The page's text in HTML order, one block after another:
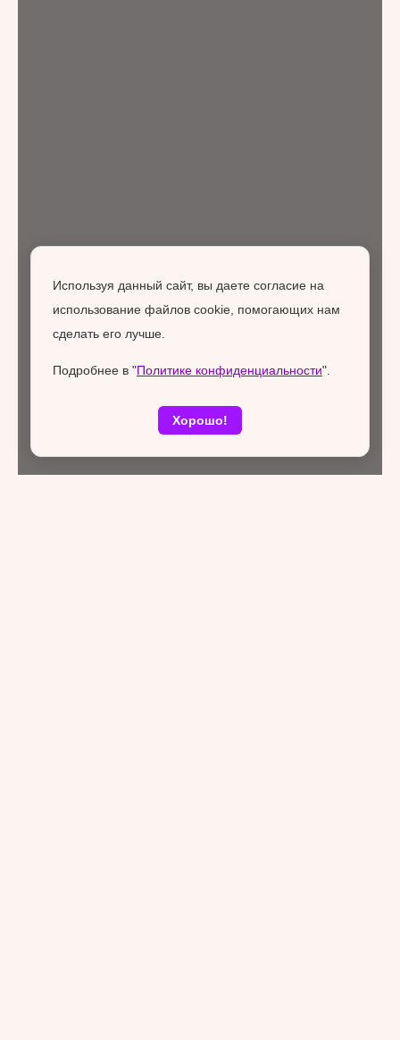
Используя данный сайт, вы даете согласие на
использование файлов cookie, помогающих нам
сделать его лучше.
Подробнее в "Политике конфиденциальности".
Хорошо!